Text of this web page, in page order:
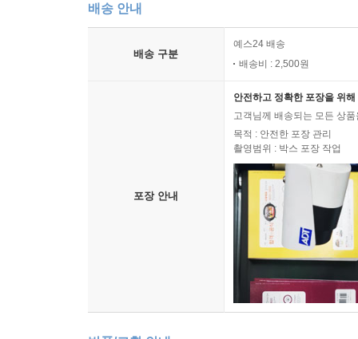
배송 안내
배송 구분
예스24 배송
배송비 : 2,500원
포장 안내
안전하고 정확한 포장을 위
고객님께 배송되는 모든 상
목적 : 안전한 포장 관리
촬영범위 : 박스 포장 작업